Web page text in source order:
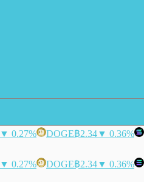
▼ 0.27% DOGE฿2.34▼ 0.36%
▼ 0.27% DOGE฿2.34▼ 0.36%